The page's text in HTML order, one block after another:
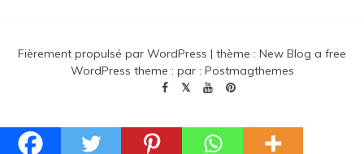
Fièrement propulsé par WordPress | thème : New Blog a free
WordPress theme : par : Postmagthemes